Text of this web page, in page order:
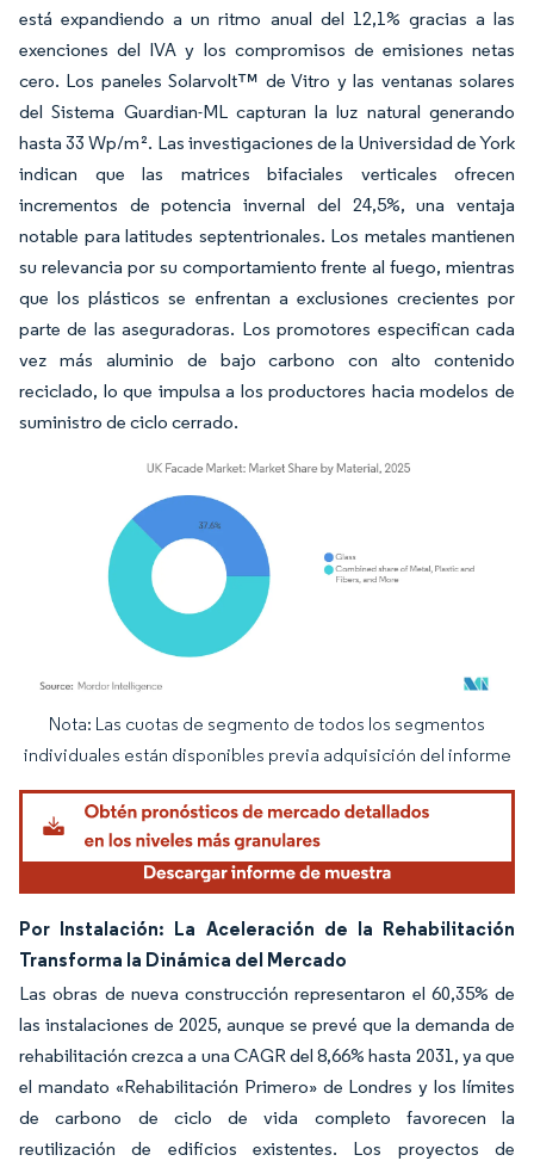
está expandiendo a un ritmo anual del 12,1% gracias a las
exenciones del IVA y los compromisos de emisiones netas
cero. Los paneles Solarvolt™ de Vitro y las ventanas solares
del Sistema Guardian-ML capturan la luz natural generando
hasta 33 Wp/m². Las investigaciones de la Universidad de York
indican que las matrices bifaciales verticales ofrecen
incrementos de potencia invernal del 24,5%, una ventaja
notable para latitudes septentrionales. Los metales mantienen
su relevancia por su comportamiento frente al fuego, mientras
que los plásticos se enfrentan a exclusiones crecientes por
parte de las aseguradoras. Los promotores especifican cada
vez más aluminio de bajo carbono con alto contenido
reciclado, lo que impulsa a los productores hacia modelos de
suministro de ciclo cerrado.
Imagen © Mordor Intelligence. El uso requiere atribución según CC BY 4.0.
Nota: Las cuotas de segmento de todos los segmentos
individuales están disponibles previa adquisición del informe
Por Instalación: La Aceleración de la Rehabilitación
Transforma la Dinámica del Mercado
Las obras de nueva construcción representaron el 60,35% de
las instalaciones de 2025, aunque se prevé que la demanda de
rehabilitación crezca a una CAGR del 8,66% hasta 2031, ya que
el mandato «Rehabilitación Primero» de Londres y los límites
de carbono de ciclo de vida completo favorecen la
reutilización de edificios existentes. Los proyectos de